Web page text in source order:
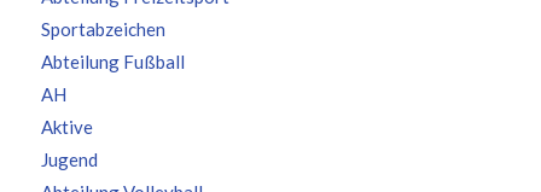
Sportabzeichen
Abteilung Fußball
AH
Aktive
Jugend